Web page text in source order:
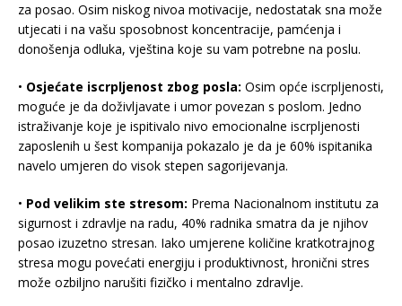
za posao. Osim niskog nivoa motivacije, nedostatak sna može
utjecati i na vašu sposobnost koncentracije, pamćenja i
donošenja odluka, vještina koje su vam potrebne na poslu.
• Osjećate iscrpljenost zbog posla: Osim opće iscrpljenosti,
moguće je da doživljavate i umor povezan s poslom. Jedno
istraživanje koje je ispitivalo nivo emocionalne iscrpljenosti
zaposlenih u šest kompanija pokazalo je da je 60% ispitanika
navelo umjeren do visok stepen sagorijevanja.
• Pod velikim ste stresom: Prema Nacionalnom institutu za
sigurnost i zdravlje na radu, 40% radnika smatra da je njihov
posao izuzetno stresan. Iako umjerene količine kratkotrajnog
stresa mogu povećati energiju i produktivnost, hronični stres
može ozbiljno narušiti fizičko i mentalno zdravlje.